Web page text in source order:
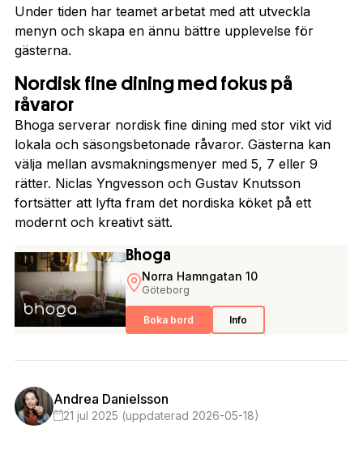
Under tiden har teamet arbetat med att utveckla
menyn och skapa en ännu bättre upplevelse för
gästerna.
Nordisk fine dining med fokus på
råvaror
Bhoga serverar nordisk fine dining med stor vikt vid
lokala och säsongsbetonade råvaror. Gästerna kan
välja mellan avsmakningsmenyer med 5, 7 eller 9
rätter. Niclas Yngvesson och Gustav Knutsson
fortsätter att lyfta fram det nordiska köket på ett
modernt och kreativt sätt.
Bhoga
Norra Hamngatan 10
Göteborg
Boka bord Info
Andrea Danielsson
21 jul 2025 (uppdaterad 2026-05-18)